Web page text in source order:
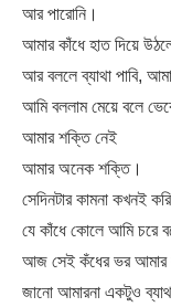
আর পারোনি।
আমার কাঁধে হাত দিয়ে
আর বললে ব্যাথা পাবি,
আমি বললাম মেয়ে বলে
আমার শক্তি নেই
আমার অনেক শক্তি।
সেদিনটার কামনা কখনই
যে কাঁধে কোলে আমি চরে
আজ সেই কঁধের ভর আমার
জানো আমারনা একটুও